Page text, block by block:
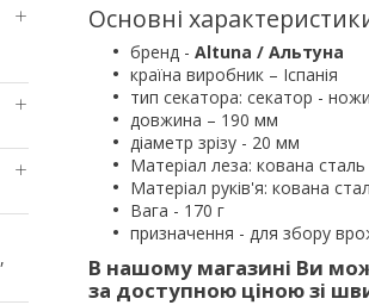
Основні
бренд - Altuna / Альтуна
країна виробник – Іспанія
тип секатора: секатор -
довжина – 190 мм
діаметр зрізу - 20 мм
Матеріал леза: кована сталь
Матеріал руків'я: кована
Вага - 170 г
призначення - для збору
В нашому магазині Ви
за доступною ціною зі